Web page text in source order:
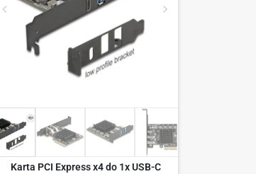
Karta PCI Express x4 do 1x USB-C